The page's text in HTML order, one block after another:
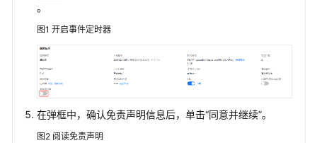
授
予
使
用
TaurusDB
的
。
图1 开启事件定时器
在弹框中，确认免责声明信息后，单击“同意并继续”。
图2 阅读免责声明